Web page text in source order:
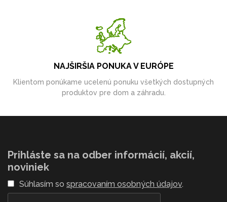
NAJŠIRŠIA PONUKA V EURÓPE
Klientom ponúkame ucelenú ponuku všetkých dostupných
produktov pre dom a záhradu.
Prihláste sa na odber informácií, akcií,
noviniek
Súhlasím so spracovaním osobných údajov.